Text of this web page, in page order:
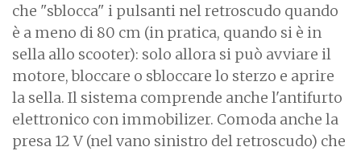
che "sblocca" i pulsanti nel retroscudo quando
è a meno di 80 cm (in pratica, quando si è in
sella allo scooter): solo allora si può avviare il
motore, bloccare o sbloccare lo sterzo e aprire
la sella. Il sistema comprende anche l'antifurto
elettronico con immobilizer. Comoda anche la
presa 12 V (nel vano sinistro del retroscudo) che